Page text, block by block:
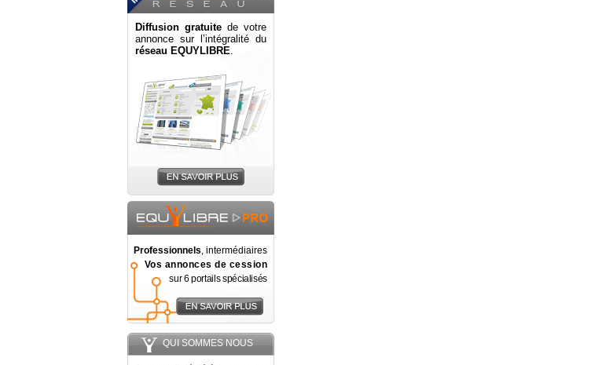
Diffusion gratuite de votre
annonce sur l’intégralité du
réseau EQUYLIBRE.
Professionnels, intermédiaires
Vos annonces de cession
sur 6 portails spécialisés
QUI SOMMES NOUS